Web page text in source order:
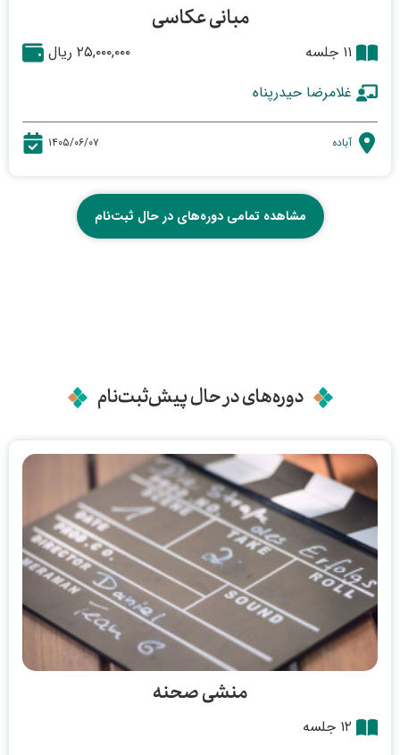
مبانی عکاسی
۱۱ جلسه
۲۵,۰۰۰,۰۰۰ ریال
غلامرضا حیدرپناه
آباده ۱۴۰۵/۰۶/۰۷
مشاهده تمامی دوره‌های در حال ثبت‌نام
دوره‌های در حال پیش‌ثبت‌نام
منشی صحنه
۱۲ جلسه